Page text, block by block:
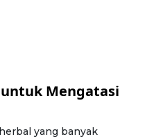
Mengatasi
yang banyak